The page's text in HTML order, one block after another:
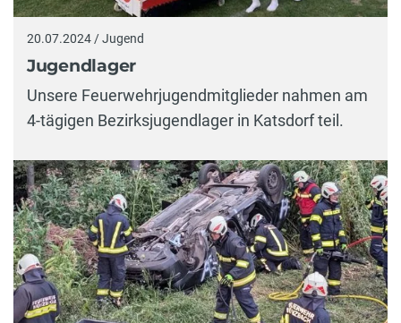
20.07.2024 / Jugend
Jugendlager
Unsere Feuerwehrjugendmitglieder nahmen am
4-tägigen Bezirksjugendlager in Katsdorf teil.